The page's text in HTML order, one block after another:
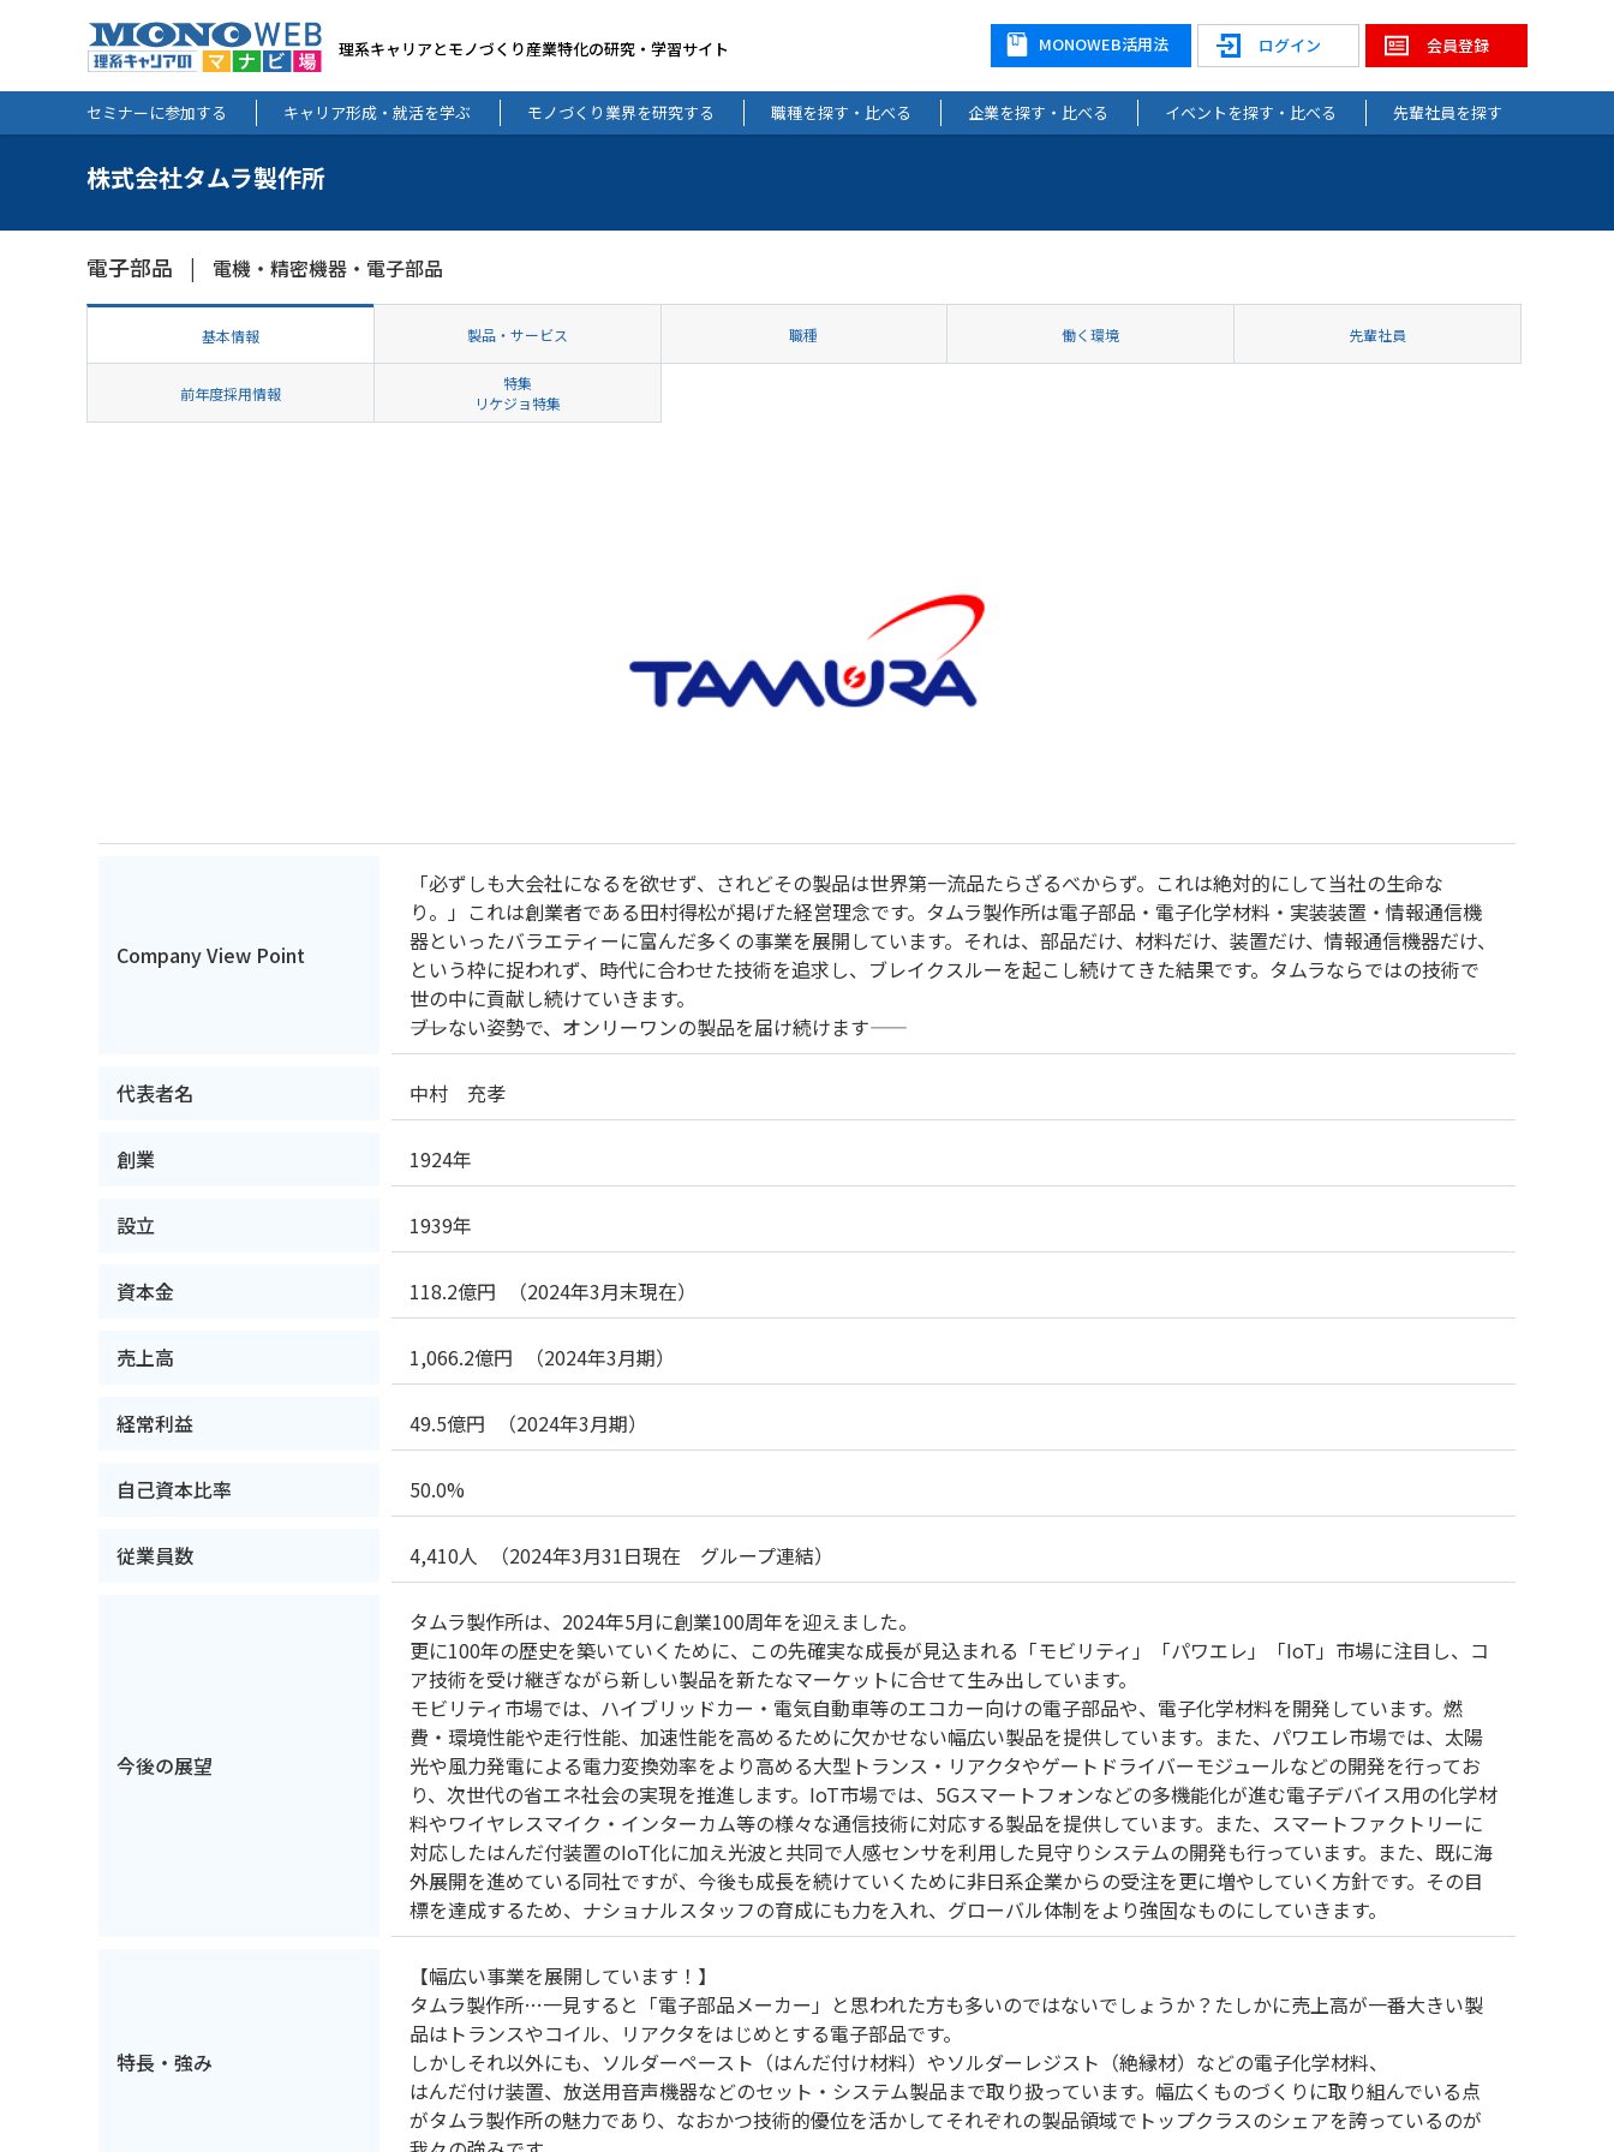
理系キャリアとモノづくり産業特化の研究・学習サイト 会員登録
ログイン
MONOWEB活用法
セミナーに参加する キャリア形成・就活を学ぶ モノづくり業界を研究する 職種を探す・比べる 企業を探す・比べる イベントを探す・比べる 先輩社員を探す
株式会社タムラ製作所
電子部品 電機・精密機器・電子部品
基本情報 製品・サービス 職種 働く環境 先輩社員
前年度採用情報
特集
リケジョ特集
Company View Point
「必ずしも大会社になるを欲せず、されどその製品は世界第一流品たらざるべからず。これは絶対的にして当社の生命な
り。」これは創業者である田村得松が掲げた経営理念です。タムラ製作所は電子部品・電子化学材料・実装装置・情報通信機
器といったバラエティーに富んだ多くの事業を展開しています。それは、部品だけ、材料だけ、装置だけ、情報通信機器だけ、
という枠に捉われず、時代に合わせた技術を追求し、ブレイクスルーを起こし続けてきた結果です。タムラならではの技術で
世の中に貢献し続けていきます。
――ブレない姿勢で、オンリーワンの製品を届け続けます――
代表者名 中村 充孝
創業 1924年
設立 1939年
資本金 118.2億円 （2024年3月末現在）
売上高 1,066.2億円 （2024年3月期）
経常利益 49.5億円 （2024年3月期）
自己資本比率 50.0%
従業員数 4,410人 （2024年3月31日現在 グループ連結）
今後の展望
タムラ製作所は、2024年5月に創業100周年を迎えました。
更に100年の歴史を築いていくために、この先確実な成長が見込まれる「モビリティ」「パワエレ」「IoT」市場に注目し、コ
ア技術を受け継ぎながら新しい製品を新たなマーケットに合せて生み出しています。
モビリティ市場では、ハイブリッドカー・電気自動車等のエコカー向けの電子部品や、電子化学材料を開発しています。燃
費・環境性能や走行性能、加速性能を高めるために欠かせない幅広い製品を提供しています。また、パワエレ市場では、太陽
光や風力発電による電力変換効率をより高める大型トランス・リアクタやゲートドライバーモジュールなどの開発を行ってお
り、次世代の省エネ社会の実現を推進します。IoT市場では、5Gスマートフォンなどの多機能化が進む電子デバイス用の化学材
料やワイヤレスマイク・インターカム等の様々な通信技術に対応する製品を提供しています。また、スマートファクトリーに
対応したはんだ付装置のIoT化に加え光波と共同で人感センサを利用した見守りシステムの開発も行っています。また、既に海
外展開を進めている同社ですが、今後も成長を続けていくために非日系企業からの受注を更に増やしていく方針です。その目
標を達成するため、ナショナルスタッフの育成にも力を入れ、グローバル体制をより強固なものにしていきます。
特長・強み
【幅広い事業を展開しています！】
タムラ製作所…一見すると「電子部品メーカー」と思われた方も多いのではないでしょうか？たしかに売上高が一番大きい製
品はトランスやコイル、リアクタをはじめとする電子部品です。
しかしそれ以外にも、ソルダーペースト（はんだ付け材料）やソルダーレジスト（絶縁材）などの電子化学材料、
はんだ付け装置、放送用音声機器などのセット・システム製品まで取り扱っています。幅広くものづくりに取り組んでいる点
がタムラ製作所の魅力であり、なおかつ技術的優位を活かしてそれぞれの製品領域でトップクラスのシェアを誇っているのが